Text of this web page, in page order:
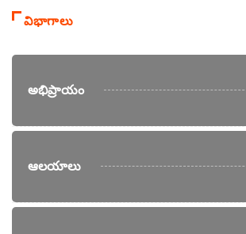
విభాగాలు
అభిప్రాయం
ఆలయాలు